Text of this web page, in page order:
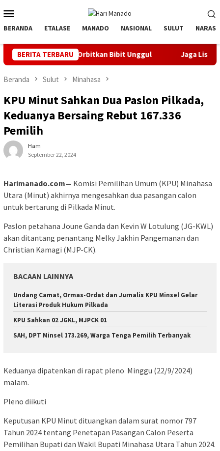
ke
kontenMobile
BERANDA ETALASE MANADO NASIONAL SULUT NARASI
BERITA TERBARU
Orbitkan Bibit Unggul Jaga Listrik Andal Jelang
Beranda Sulut Minahasa
KPU Minut Sahkan Dua Paslon Pilkada,
Keduanya Bersaing Rebut 167.336
Pemilih
Ham
September 22, 2024
Harimanado.com— Komisi Pemilihan Umum (KPU) Minahasa
Utara (Minut) akhirnya mengesahkan dua pasangan calon
untuk bertarung di Pilkada Minut.
Paslon petahana Joune Ganda dan Kevin W Lotulung (JG-KWL)
akan ditantang penantang Melky Jakhin Pangemanan dan
Christian Kamagi (MJP-CK).
BACAAN LAINNYA
Undang Camat, Ormas-Ordat dan Jurnalis KPU Minsel Gelar
Literasi Produk Hukum Pilkada
KPU Sahkan 02 JGKL, MJPCK 01
SAH, DPT Minsel 173.269, Warga Tenga Pemilih Terbanyak
Keduanya dipatenkan di rapat pleno Minggu (22/9/2024)
malam.
Pleno diikuti
Keputusan KPU Minut dituangkan dalam surat nomor 797
Tahun 2024 tentang Penetapan Pasangan Calon Peserta
Pemilihan Bupati dan Wakil Bupati Minahasa Utara Tahun 2024.